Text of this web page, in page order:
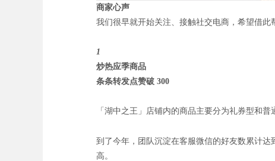
商家心声
我们很早就开始关注、接触社交电商，希望借
1
炒热应季商品
条条转发点赞破 300
「湖中之王」店铺内的商品主要分为礼券型和
到了今年， 团队沉淀在客服微信的好友数累计达
高。